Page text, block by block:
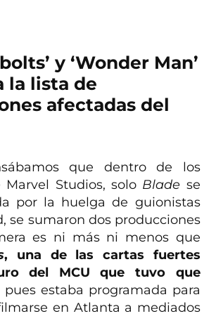
y ‘Wonder Man’
la lista de
afectadas del
que dentro de los
Marvel Studios, solo Blade se
por la huelga de guionistas
se sumaron dos producciones
es ni más ni menos que
, una de las cartas fuertes
del MCU que tuvo que
pues estaba programada para
en Atlanta a mediados